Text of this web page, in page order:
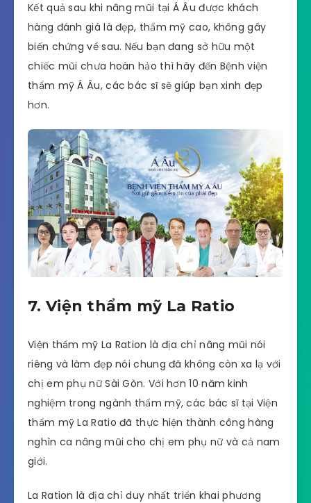
Kết quả sau khi nâng mũi tại Á Âu được khách
hàng đánh giá là đẹp, thẩm mỹ cao, không gây
biến chứng về sau. Nếu bạn đang sở hữu một
chiếc mũi chưa hoàn hảo thì hãy đến Bệnh viện
thẩm mỹ Á Âu, các bác sĩ sẽ giúp bạn xinh đẹp
hơn.
7. Viện thẩm mỹ La Ratio
Viện thẩm mỹ La Ration là địa chỉ nâng mũi nói
riêng và làm đẹp nói chung đã không còn xa lạ với
chị em phụ nữ Sài Gòn. Với hơn 10 năm kinh
nghiệm trong ngành thẩm mỹ, các bác sĩ tại Viện
thẩm mỹ La Ratio đã thực hiện thành công hàng
nghìn ca nâng mũi cho chị em phụ nữ và cả nam
giới.
La Ration là địa chỉ duy nhất triển khai phương